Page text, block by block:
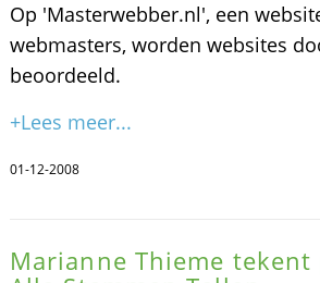
Op 'Masterwebber.nl', een
webmasters, worden websites
beoordeeld.
+Lees meer...
01-12-2008
Marianne Thieme